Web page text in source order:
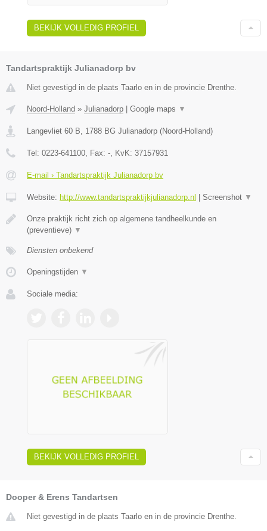
BEKIJK VOLLEDIG PROFIEL
Tandartspraktijk Julianadorp bv
Niet gevestigd in de plaats Taarlo en in de provincie Drenthe.
Noord-Holland » Julianadorp Google maps ▼
Langevliet 60 B, 1788 BG Julianadorp (Noord-Holland)
Tel: 0223-641100, Fax: -, KvK: 37157931
E-mail › Tandartspraktijk Julianadorp bv
Website: http://www.tandartspraktijkjulianadorp.nl Screenshot ▼
Onze praktijk richt zich op algemene tandheelkunde en
(preventieve) ▼
Diensten onbekend
Openingstijden ▼
Sociale media:
BEKIJK VOLLEDIG PROFIEL
Dooper & Erens Tandartsen
Niet gevestigd in de plaats Taarlo en in de provincie Drenthe.